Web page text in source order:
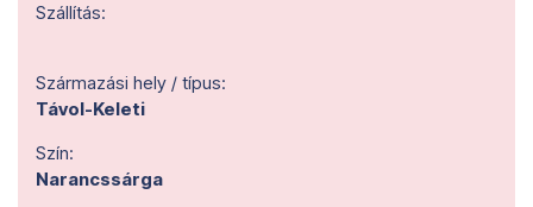
Szállítás:
Származási hely / típus:
Távol-Keleti
Szín:
Narancssárga